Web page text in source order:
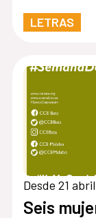
LETRAS
Desde 21
Seis